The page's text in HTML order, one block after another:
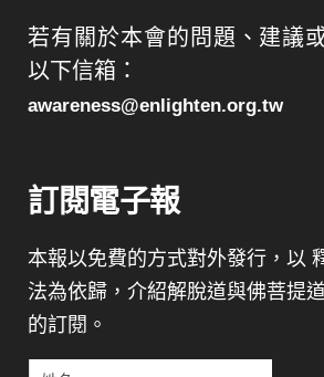
若有關於本會的問題、建議
以下信箱：
awareness@enlighten.org.tw
訂閱電子報
本報以免費的方式對外發行，以
法為依歸，介紹解脫道與佛菩提
的訂閱。